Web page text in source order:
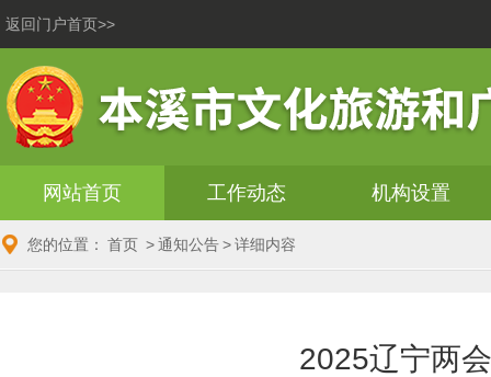
返回门户首页>>
网站首页 工作动态 机构设置
您的位置： 首页 >通知公告>详细内容
2025辽宁两